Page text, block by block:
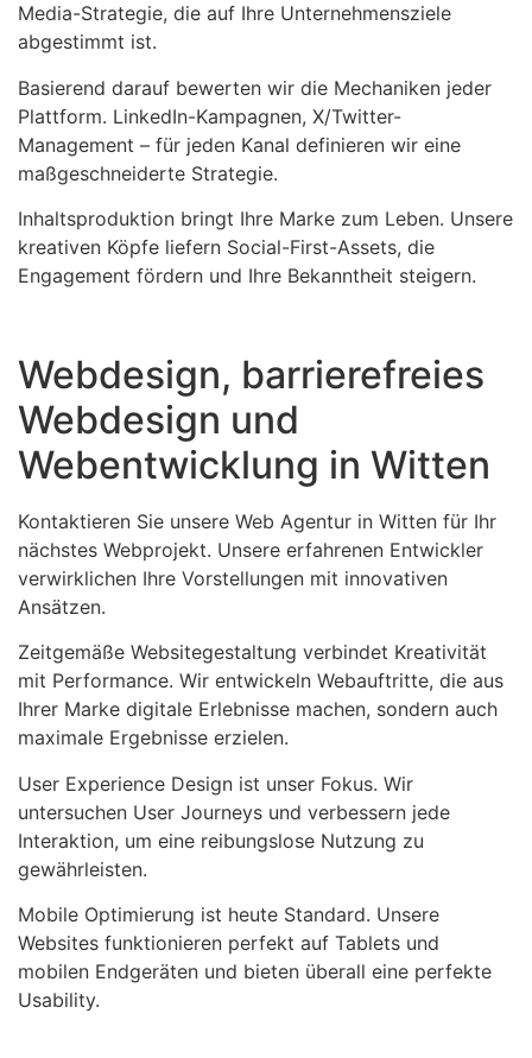
Media-Strategie, die auf Ihre Unternehmensziele
abgestimmt ist.
Basierend darauf bewerten wir die Mechaniken jeder
Plattform. LinkedIn-Kampagnen, X/Twitter-
Management – für jeden Kanal definieren wir eine
maßgeschneiderte Strategie.
Inhaltsproduktion bringt Ihre Marke zum Leben. Unsere
kreativen Köpfe liefern Social-First-Assets, die
Engagement fördern und Ihre Bekanntheit steigern.
Webdesign, barrierefreies
Webdesign und
Webentwicklung in Witten
Kontaktieren Sie unsere Web Agentur in Witten für Ihr
nächstes Webprojekt. Unsere erfahrenen Entwickler
verwirklichen Ihre Vorstellungen mit innovativen
Ansätzen.
Zeitgemäße Websitegestaltung verbindet Kreativität
mit Performance. Wir entwickeln Webauftritte, die aus
Ihrer Marke digitale Erlebnisse machen, sondern auch
maximale Ergebnisse erzielen.
User Experience Design ist unser Fokus. Wir
untersuchen User Journeys und verbessern jede
Interaktion, um eine reibungslose Nutzung zu
gewährleisten.
Mobile Optimierung ist heute Standard. Unsere
Websites funktionieren perfekt auf Tablets und
mobilen Endgeräten und bieten überall eine perfekte
Usability.